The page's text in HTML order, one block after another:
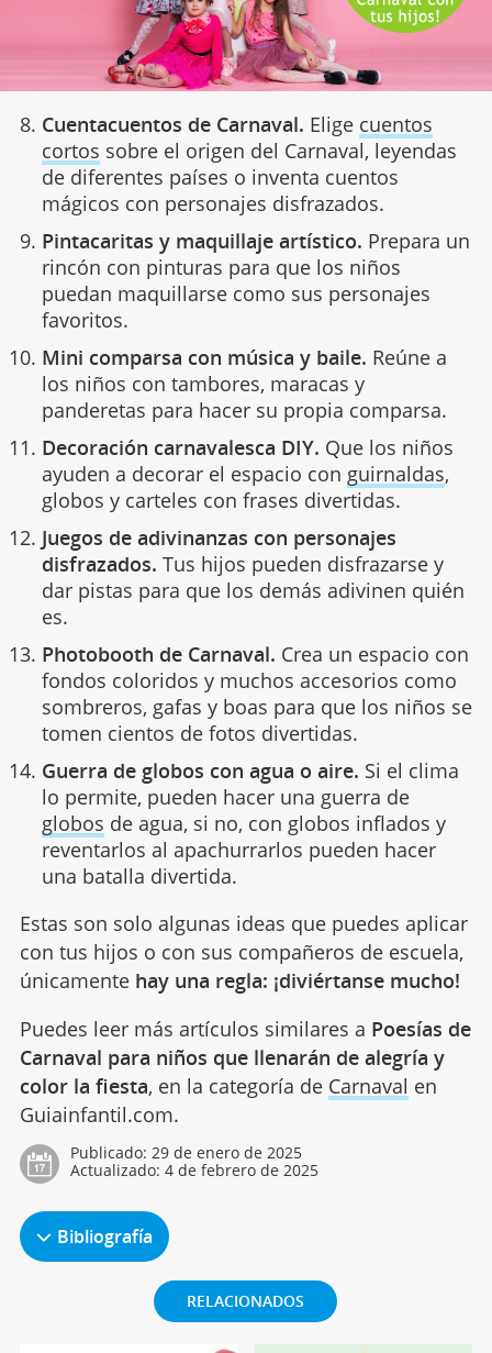
Cuentacuentos de Carnaval. Elige cuentos
cortos sobre el origen del Carnaval, leyendas
de diferentes países o inventa cuentos
mágicos con personajes disfrazados.
Pintacaritas y maquillaje artístico. Prepara un
rincón con pinturas para que los niños
puedan maquillarse como sus personajes
favoritos.
Mini comparsa con música y baile. Reúne a
los niños con tambores, maracas y
panderetas para hacer su propia comparsa.
Decoración carnavalesca DIY. Que los niños
ayuden a decorar el espacio con guirnaldas,
globos y carteles con frases divertidas.
Juegos de adivinanzas con personajes
disfrazados. Tus hijos pueden disfrazarse y
dar pistas para que los demás adivinen quién
es.
Photobooth de Carnaval. Crea un espacio con
fondos coloridos y muchos accesorios como
sombreros, gafas y boas para que los niños se
tomen cientos de fotos divertidas.
Guerra de globos con agua o aire. Si el clima
lo permite, pueden hacer una guerra de
globos de agua, si no, con globos inflados y
reventarlos al apachurrarlos pueden hacer
una batalla divertida.
Estas son solo algunas ideas que puedes aplicar
con tus hijos o con sus compañeros de escuela,
únicamente hay una regla: ¡diviértanse mucho!
Puedes leer más artículos similares a Poesías de
Carnaval para niños que llenarán de alegría y
color la fiesta, en la categoría de Carnaval en
Guiainfantil.com.
Publicado: 29 de enero de 2025
Actualizado: 4 de febrero de 2025
Bibliografía
RELACIONADOS